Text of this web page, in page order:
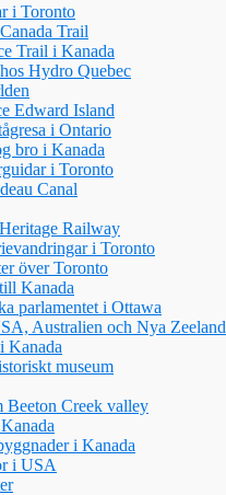
i Toronto
Trail
Trail i Kanada
Hydro Quebec
Edward Island
i Ontario
bro i Kanada
i Toronto
Canal
Railway
i Toronto
över Toronto
Kanada
parlamentet i Ottawa
Australien och Nya Zeeland
Kanada
museum
Beeton Creek valley
i Kanada
i USA